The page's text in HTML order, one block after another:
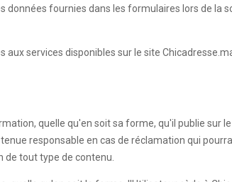
données fournies dans les formulaires lors de
aux services disponibles sur le site
quelle qu'en soit sa forme, qu'il publie sur
responsable en cas de réclamation qui
de tout type de contenu.